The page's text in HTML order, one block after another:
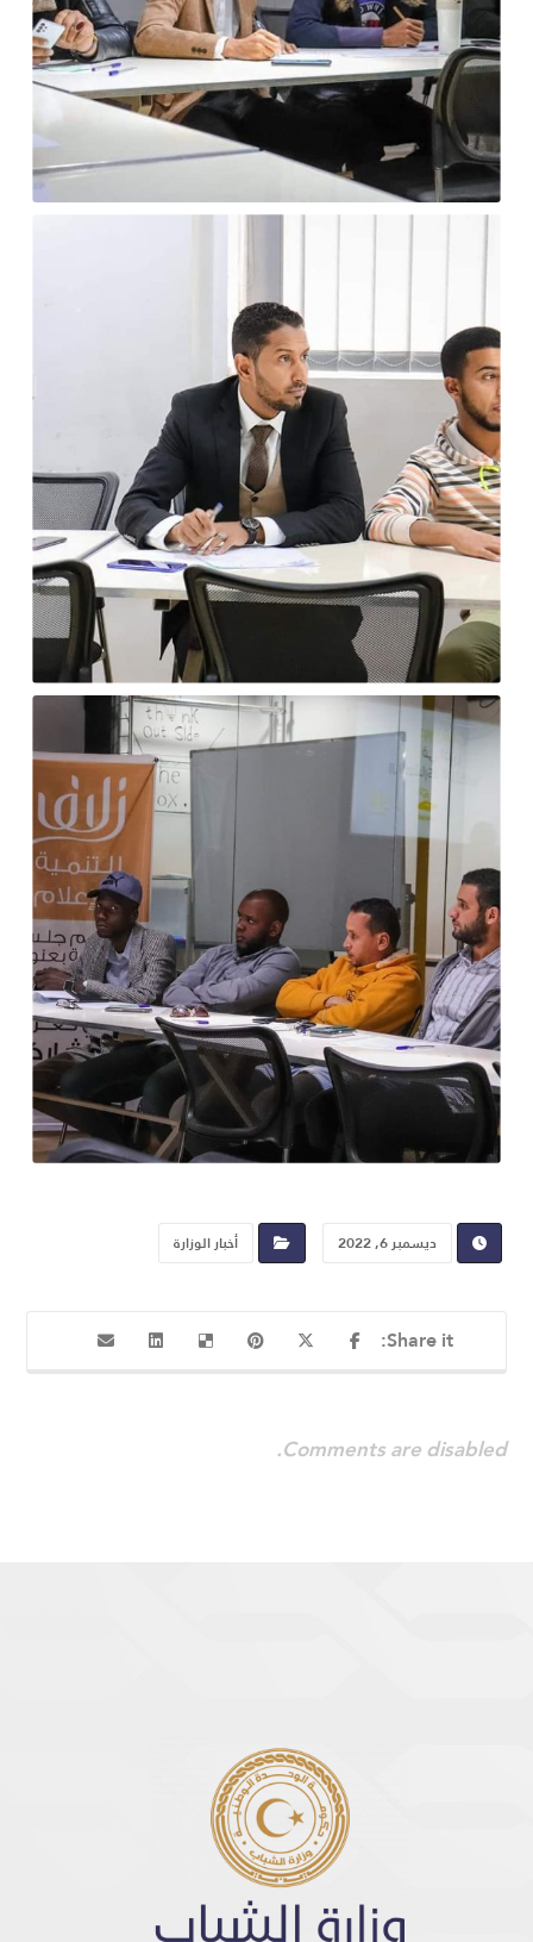
ديسمبر 6, 2022 أخبار الوزارة
Comments are disabled.